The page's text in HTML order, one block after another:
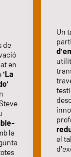
de
en
'La
la
Un
el